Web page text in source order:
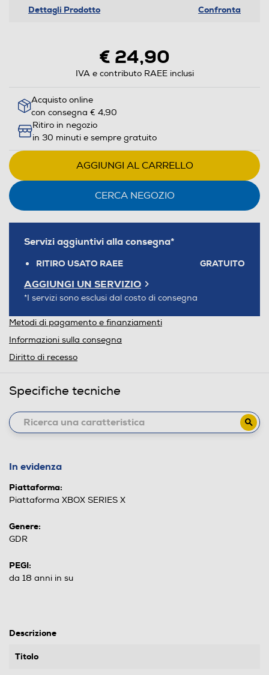
Dettagli Prodotto Confronta
€ 24,90
IVA e contributo RAEE inclusi
Acquisto online
con consegna € 4,90
Ritiro in negozio
in 30 minuti e sempre gratuito
AGGIUNGI AL CARRELLO
CERCA NEGOZIO
Servizi aggiuntivi alla consegna*
RITIRO USATO RAEE GRATUITO
AGGIUNGI UN SERVIZIO
*I servizi sono esclusi dal costo di consegna
Metodi di pagamento e finanziamenti
Informazioni sulla consegna
Diritto di recesso
Specifiche tecniche
In evidenza
Piattaforma:
Piattaforma XBOX SERIES X
Genere:
GDR
PEGI:
da 18 anni in su
Descrizione
Titolo